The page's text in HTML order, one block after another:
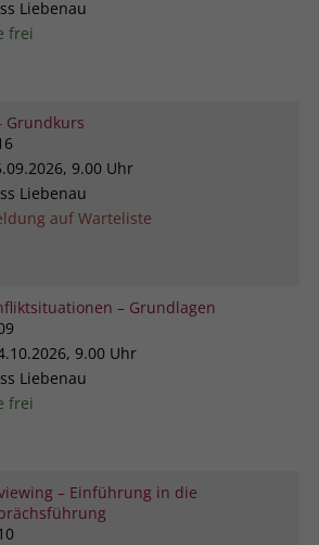
Liebenau
frei
Grundkurs
9.00 Uhr
Liebenau
auf Warteliste
– Grundlagen
9.00 Uhr
Liebenau
frei
– Einführung in die